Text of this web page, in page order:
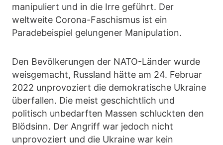
manipuliert und in die Irre geführt. Der
weltweite Corona-Faschismus ist ein
Paradebeispiel gelungener Manipulation.
Den Bevölkerungen der NATO-Länder wurde
weisgemacht, Russland hätte am 24. Februar
2022 unprovoziert die demokratische Ukraine
überfallen. Die meist geschichtlich und
politisch unbedarften Massen schluckten den
Blödsinn. Der Angriff war jedoch nicht
unprovoziert und die Ukraine war kein